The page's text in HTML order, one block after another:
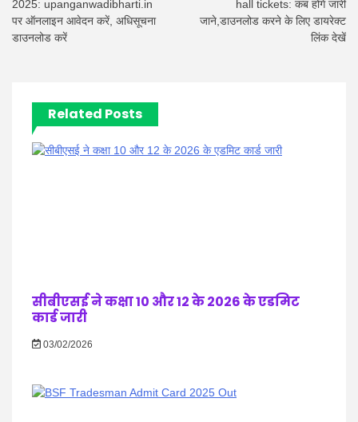
2025: upanganwadibharti.in
पर ऑनलाइन आवेदन करें, अधिसूचना
डाउनलोड करें
hall tickets: कब होंगे जारी
जाने,डाउनलोड करने के लिए डायरेक्ट
लिंक देखें
Related Posts
सीबीएसई ने कक्षा 10 और 12 के 2026 के एडमिट
कार्ड जारी
03/02/2026